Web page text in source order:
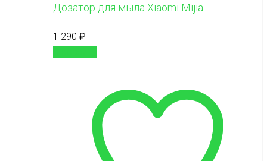
Дозатор для мыла Xiaomi Mijia
1 290 ₽